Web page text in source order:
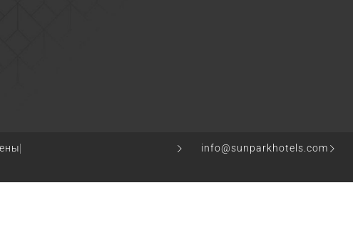
info@sunparkhotels.com